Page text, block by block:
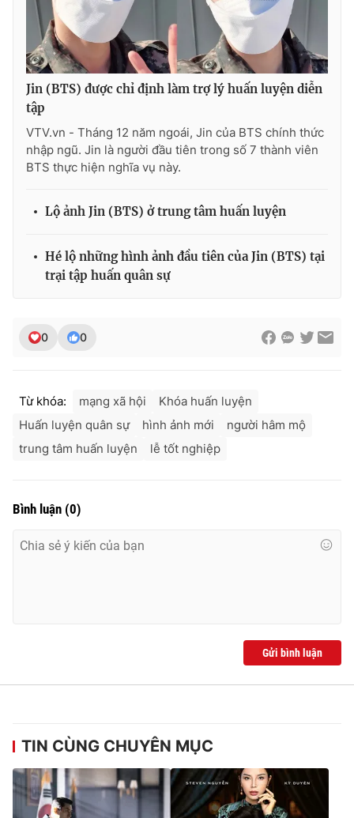
THỜI BÁO VTV
Theo dõi báo trên
Cơ quan báo chí:Thời báo VTV
cấp ngày 29/12/2023
Tổng Biên tập: Vũ Thanh Thủy
Tổng đài VTV: 024.38 355 931 - 024.38 355 932
Liên hệ quảng cáo:024-7300.7108
thuận bằng văn bản. Ghi rõ nguồn VTV.vn khi phát hành lại
Jin (BTS) được chỉ định làm trợ lý huấn luyện diễn
tập
VTV.vn - Tháng 12 năm ngoái, Jin của BTS chính thức
nhập ngũ. Jin là người đầu tiên trong số 7 thành viên
BTS thực hiện nghĩa vụ này.
Lộ ảnh Jin (BTS) ở trung tâm huấn luyện
Hé lộ những hình ảnh đầu tiên của Jin (BTS) tại
trại tập huấn quân sự
0 0
Từ khóa: mạng xã hội
Khóa huấn luyện
Huấn luyện quân sự
hình ảnh mới
người hâm mộ
trung tâm huấn luyện
lễ tốt nghiệp
Bình luận (0)
Gửi bình luận
TIN CÙNG CHUYÊN MỤC